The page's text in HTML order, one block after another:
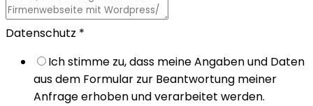
Datenschutz *
Ich stimme zu, dass meine Angaben und Daten
aus dem Formular zur Beantwortung meiner
Anfrage erhoben und verarbeitet werden.